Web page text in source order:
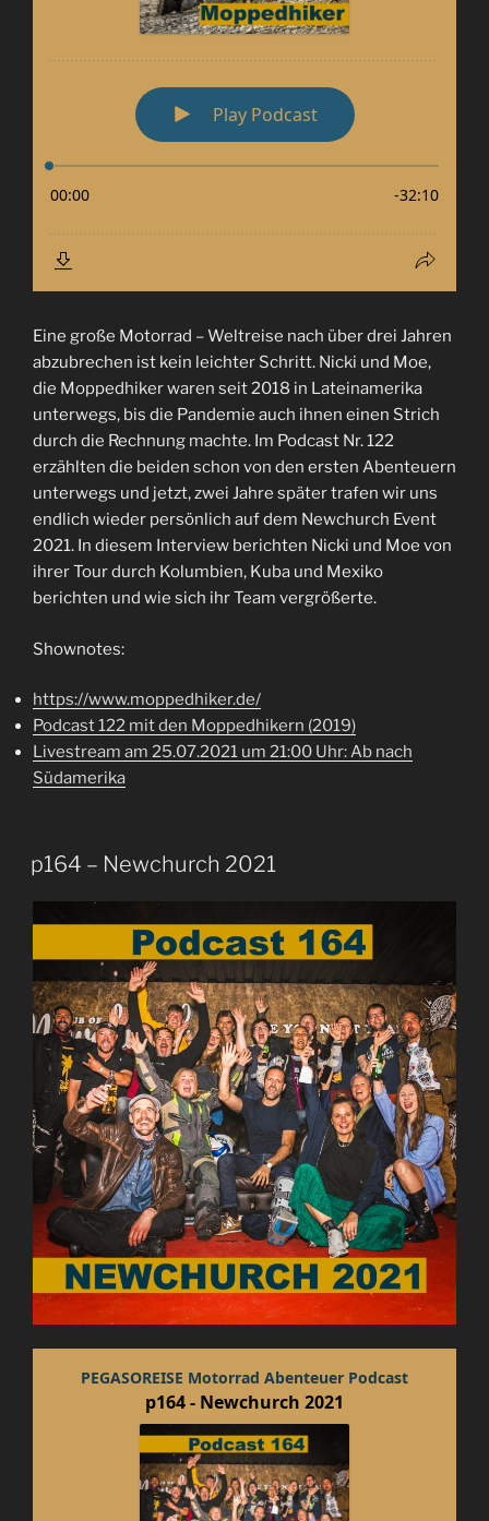
Eine große Motorrad – Weltreise nach über drei Jahren
abzubrechen ist kein leichter Schritt. Nicki und Moe,
die Moppedhiker waren seit 2018 in Lateinamerika
unterwegs, bis die Pandemie auch ihnen einen Strich
durch die Rechnung machte. Im Podcast Nr. 122
erzählten die beiden schon von den ersten Abenteuern
unterwegs und jetzt, zwei Jahre später trafen wir uns
endlich wieder persönlich auf dem Newchurch Event
2021. In diesem Interview berichten Nicki und Moe von
ihrer Tour durch Kolumbien, Kuba und Mexiko
berichten und wie sich ihr Team vergrößerte.
Shownotes:
https://www.moppedhiker.de/
Podcast 122 mit den Moppedhikern (2019)
Livestream am 25.07.2021 um 21:00 Uhr: Ab nach
Südamerika
p164 – Newchurch 2021